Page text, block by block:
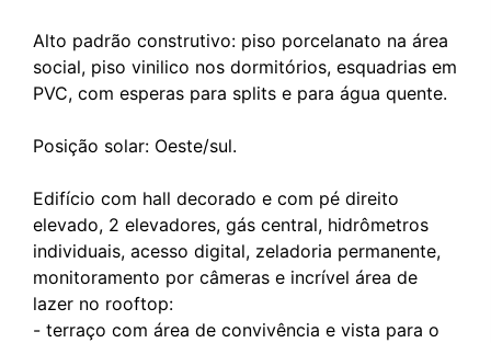
Alto padrão construtivo: piso porcelanato na área
social, piso vinilico nos dormitórios, esquadrias em
PVC, com esperas para splits e para água quente.
Posição solar: Oeste/sul.
Edifício com hall decorado e com pé direito
elevado, 2 elevadores, gás central, hidrômetros
individuais, acesso digital, zeladoria permanente,
monitoramento por câmeras e incrível área de
lazer no rooftop:
- terraço com área de convivência e vista para o